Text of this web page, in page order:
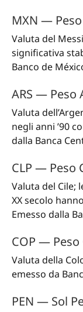
MXN —
Valuta del
significativa
Banco de
ARS — Peso
Valuta
negli anni ’90
dalla Banca
CLP — Peso
Valuta del Cile;
XX secolo
Emesso dalla
COP —
Valuta della
emesso da
PEN — Sol